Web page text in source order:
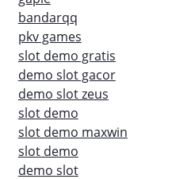
bandarqq
pkv games
slot demo gratis
demo slot gacor
demo slot zeus
slot demo
slot demo maxwin
slot demo
demo slot